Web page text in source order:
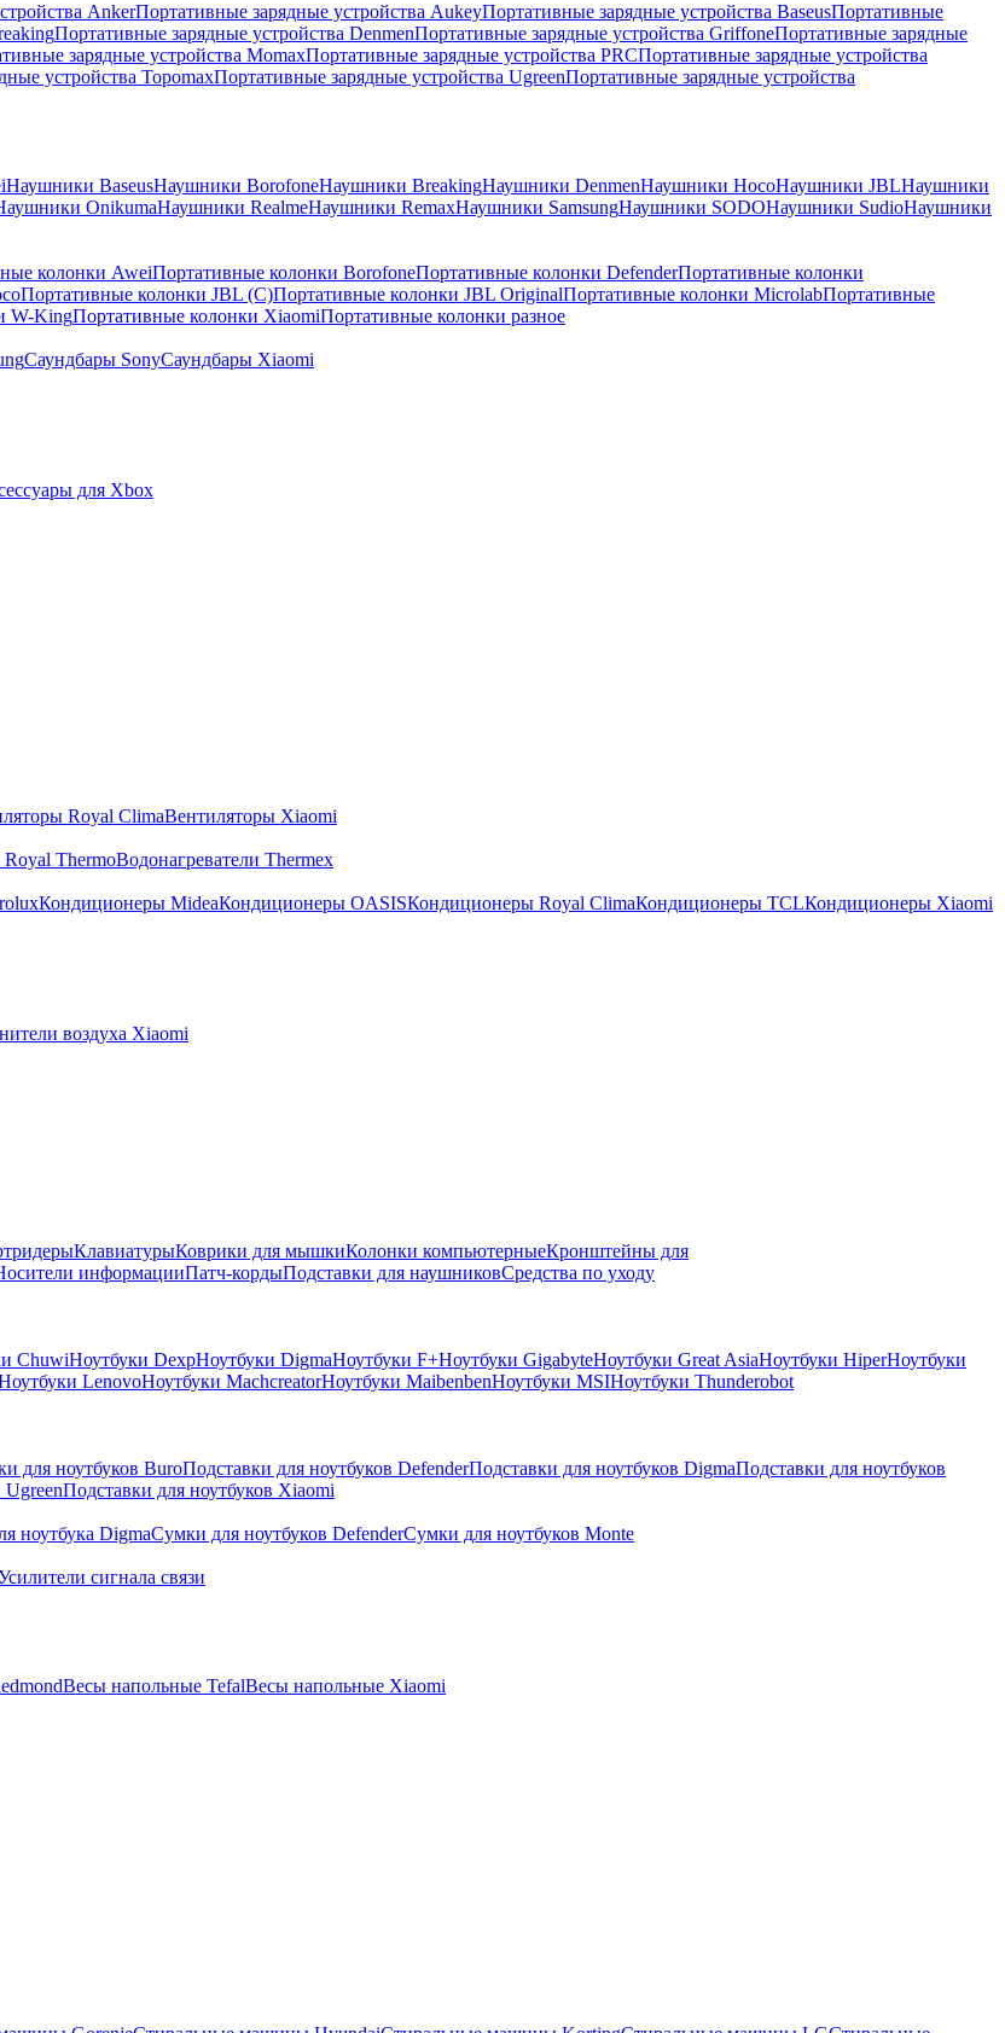
AnkerПортативные зарядные устройства AukeyПортативные зарядные устройства BaseusПортативные
Портативные зарядные устройства DenmenПортативные зарядные устройства GriffoneПортативные зарядные
зарядные устройства MomaxПортативные зарядные устройства PRCПортативные зарядные устройства
устройства TopomaxПортативные зарядные устройства UgreenПортативные зарядные устройства
Наушники BaseusНаушники BorofoneНаушники BreakingНаушники DenmenНаушники HocoНаушники JBLНаушники
OnikumaНаушники RealmeНаушники RemaxНаушники SamsungНаушники SODOНаушники SudioНаушники
колонки AweiПортативные колонки BorofoneПортативные колонки DefenderПортативные колонки
Портативные колонки JBL (C)Портативные колонки JBL OriginalПортативные колонки MicrolabПортативные
W-KingПортативные колонки XiaomiПортативные колонки разное
Саундбары SonyСаундбары Xiaomi
для Xbox
Royal ClimaВентиляторы Xiaomi
Royal ThermoВодонагреватели Thermex
Кондиционеры MideaКондиционеры OASISКондиционеры Royal ClimaКондиционеры TCLКондиционеры Xiaomi
воздуха Xiaomi
КлавиатурыКоврики для мышкиКолонки компьютерныеКронштейны для
информацииПатч-кордыПодставки для наушниковСредства по уходу
ChuwiНоутбуки DexpНоутбуки DigmaНоутбуки F+Ноутбуки GigabyteНоутбуки Great AsiaНоутбуки HiperНоутбуки
LenovoНоутбуки MachcreatorНоутбуки MaibenbenНоутбуки MSIНоутбуки Thunderobot
для ноутбуков BuroПодставки для ноутбуков DefenderПодставки для ноутбуков DigmaПодставки для ноутбуков
UgreenПодставки для ноутбуков Xiaomi
ноутбука DigmaСумки для ноутбуков DefenderСумки для ноутбуков Monte
сигнала связи
Весы напольные TefalВесы напольные Xiaomi